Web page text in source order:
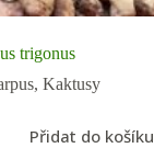
trigonus
,Kaktusy
Přidat do košíku